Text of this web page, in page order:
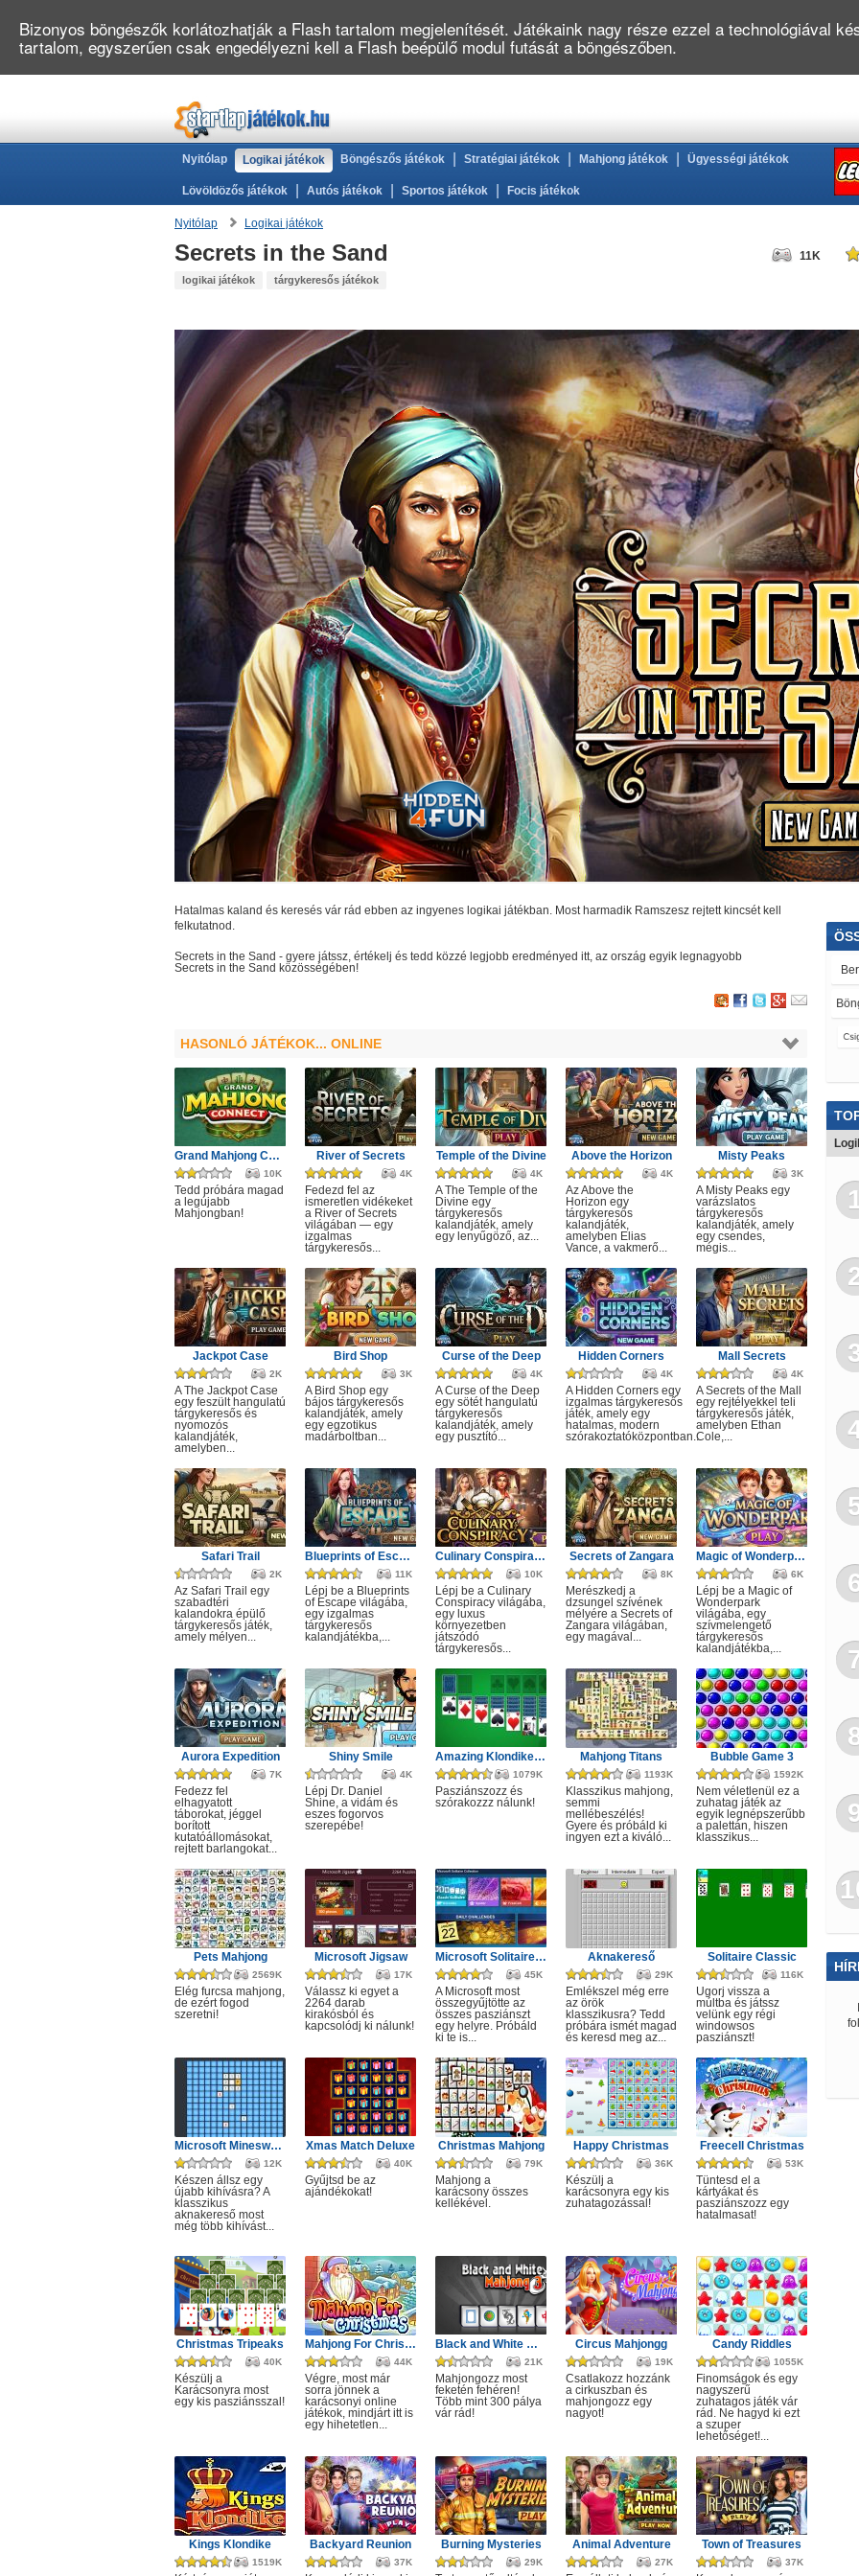
Nyitólap Logikai játékok Böngészős játékok Stratégiai játékok Mahjong játékok Ügyességi játékok
Lövöldözős játékok Autós játékok Sportos játékok Focis játékok
Nyitólap Logikai játékok
Secrets in the Sand
logikai játékok tárgykeresős játékok
11K
Hatalmas kaland és keresés vár rád ebben az ingyenes logikai játékban. Most harmadik Ramszesz rejtett kincsét kell
felkutatnod.
Secrets in the Sand - gyere játssz, értékelj és tedd közzé legjobb eredményed itt, az ország egyik legnagyobb
Secrets in the Sand közösségében!
HASONLÓ JÁTÉKOK... ONLINE
Grand Mahjong Connect
10K
Tedd próbára magad
a legújabb
Mahjongban!
River of Secrets
4K
Fedezd fel az
ismeretlen vidékeket
a River of Secrets
világában — egy
izgalmas
tárgykeresős...
Temple of the Divine
4K
A The Temple of the
Divine egy
tárgykeresős
kalandjáték, amely
egy lenyűgöző, az...
Above the Horizon
4K
Az Above the
Horizon egy
tárgykeresős
kalandjáték,
amelyben Elias
Vance, a vakmerő...
Misty Peaks
3K
A Misty Peaks egy
varázslatos
tárgykeresős
kalandjáték, amely
egy csendes,
mégis...
Jackpot Case
2K
A The Jackpot Case
egy feszült hangulatú
tárgykeresős és
nyomozós
kalandjáték,
amelyben...
Bird Shop
3K
A Bird Shop egy
bájos tárgykeresős
kalandjáték, amely
egy egzotikus
madárboltban...
Curse of the Deep
4K
A Curse of the Deep
egy sötét hangulatú
tárgykeresős
kalandjáték, amely
egy pusztító...
Hidden Corners
4K
A Hidden Corners egy
izgalmas tárgykeresős
játék, amely egy
hatalmas, modern
szórakoztatóközpontban...
Mall Secrets
4K
A Secrets of the Mall
egy rejtélyekkel teli
tárgykeresős játék,
amelyben Ethan
Cole,...
Safari Trail
2K
Az Safari Trail egy
szabadtéri
kalandokra épülő
tárgykeresős játék,
amely mélyen...
Blueprints of Escape
11K
Lépj be a Blueprints
of Escape világába,
egy izgalmas
tárgykeresős
kalandjátékba,...
Culinary Conspiracy
10K
Lépj be a Culinary
Conspiracy világába,
egy luxus
környezetben
játszódó
tárgykeresős...
Secrets of Zangara
8K
Merészkedj a
dzsungel szívének
mélyére a Secrets of
Zangara világában,
egy magával...
Magic of Wonderpark
6K
Lépj be a Magic of
Wonderpark
világába, egy
szívmelengető
tárgykeresős
kalandjátékba,...
Aurora Expedition
7K
Fedezz fel
elhagyatott
táborokat, jéggel
borított
kutatóállomásokat,
rejtett barlangokat...
Shiny Smile
4K
Lépj Dr. Daniel
Shine, a vidám és
eszes fogorvos
szerepébe!
Amazing Klondike Solitaire
1079K
Pasziánszozz és
szórakozzz nálunk!
Mahjong Titans
1193K
Klasszikus mahjong,
semmi
mellébeszélés!
Gyere és próbáld ki
ingyen ezt a kiváló...
Bubble Game 3
1592K
Nem véletlenül ez a
zuhatag játék az
egyik legnépszerűbb
a palettán, hiszen
klasszikus...
Pets Mahjong
2569K
Elég furcsa mahjong,
de ezért fogod
szeretni!
Microsoft Jigsaw
17K
Válassz ki egyet a
2264 darab
kirakósból és
kapcsolódj ki nálunk!
Microsoft Solitaire Collection
45K
A Microsoft most
összegyűjtötte az
összes pasziánszt
egy helyre. Próbáld
ki te is...
Aknakereső
29K
Emlékszel még erre
az örök
klasszikusra? Tedd
próbára ismét magad
és keresd meg az...
Solitaire Classic
116K
Ugorj vissza a
múltba és játssz
velünk egy régi
windowsos
pasziánszt!
Microsoft Minesweeper
12K
Készen állsz egy
újabb kihívásra? A
klasszikus
aknakereső most
még több kihívást...
Xmas Match Deluxe
40K
Gyűjtsd be az
ajándékokat!
Christmas Mahjong
79K
Mahjong a
karácsony összes
kellékével.
Happy Christmas
36K
Készülj a
karácsonyra egy kis
zuhatagozással!
Freecell Christmas
53K
Tüntesd el a
kártyákat és
pasziánszozz egy
hatalmasat!
Christmas Tripeaks
40K
Készülj a
Karácsonyra most
egy kis pasziánsszal!
Mahjong For Christmas
44K
Végre, most már
sorra jönnek a
karácsonyi online
játékok, mindjárt itt is
egy hihetetlen...
Black and White Mahjong 3
21K
Mahjongozz most
feketén fehéren!
Több mint 300 pálya
vár rád!
Circus Mahjongg
19K
Csatlakozz hozzánk
a cirkuszban és
mahjongozz egy
nagyot!
Candy Riddles
1055K
Finomságok és egy
nagyszerű
zuhatagos játék vár
rád. Ne hagyd ki ezt
a szuper
lehetőséget!...
Kings Klondike
1519K
Backyard Reunion
37K
Burning Mysteries
29K
Animal Adventure
27K
Town of Treasures
37K
Bizonyos böngészők korlátozhatják a Flash tartalom megjelenítését. Játékaink nagy része ezzel a technológiával
tartalom, egyszerűen csak engedélyezni kell a Flash beépülő modul futását a böngészőben.